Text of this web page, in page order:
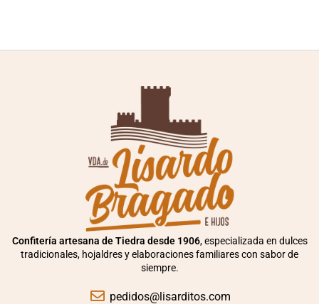
Confitería artesana de Tiedra desde 1906, especializada en dulces
tradicionales, hojaldres y elaboraciones familiares con sabor de
siempre.
pedidos@lisarditos.com